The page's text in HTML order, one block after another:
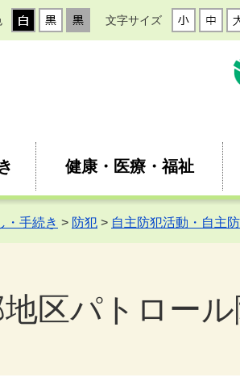
文字サイズ
健康・医療・福祉
・手続き > 防犯 > 自主防犯活動・自主
区パトロール